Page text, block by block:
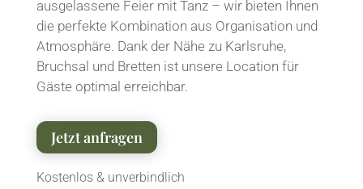
ausgelassene Feier mit Tanz – wir bieten Ihnen
die perfekte Kombination aus Organisation und
Atmosphäre. Dank der Nähe zu Karlsruhe,
Bruchsal und Bretten ist unsere Location für
Gäste optimal erreichbar.
Jetzt anfragen
Kostenlos & unverbindlich